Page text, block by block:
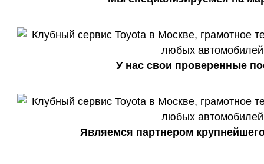
У нас свои проверенные
Являемся партнером